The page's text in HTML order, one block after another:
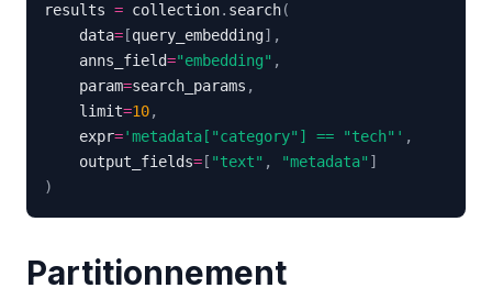
results = collection. search(
    data
= [query_embedding] ,
    anns_field
="embedding" ,
    param
=search_params ,
    limit
=10,
    expr
='metadata["category"] == "tech"' ,
    output_fields
= [ "text" , "metadata" ]
)
Partitionnement